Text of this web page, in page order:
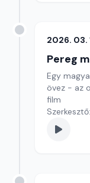
2026. 03.
Pereg
Egy
övez - az
film